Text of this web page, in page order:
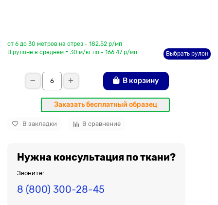
от 6 до 30 метров на отрез - 182.52 р/мп
В рулоне в среднем = 30 м/кг по - 166.47 р/мп
Выбрать рулон
В корзину
Заказать бесплатный образец
В закладки В сравнение
Нужна консультация по ткани?
Звоните:
8 (800) 300-28-45